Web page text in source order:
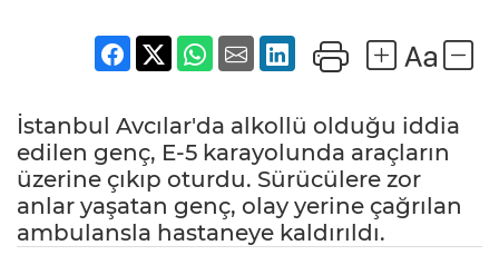
İstanbul Avcılar'da alkollü olduğu iddia
edilen genç, E-5 karayolunda araçların
üzerine çıkıp oturdu. Sürücülere zor
anlar yaşatan genç, olay yerine çağrılan
ambulansla hastaneye kaldırıldı.